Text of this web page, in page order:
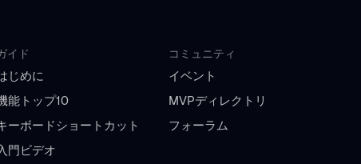
イド
じめに
能トップ10
ーボードショートカット
門ビデオ
コミュニティ
イベント
MVPディレクトリ
フォーラム